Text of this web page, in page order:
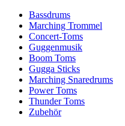
Bassdrums
Marching Trommel
Concert-Toms
Guggenmusik
Boom Toms
Gugga Sticks
Marching Snaredrums
Power Toms
Thunder Toms
Zubehör